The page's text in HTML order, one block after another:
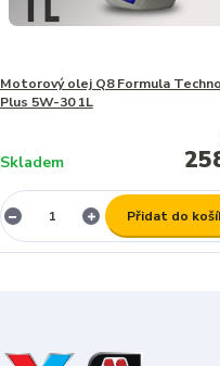
Motorový olej Q8 Formula
Plus 5W-30 1L
Skladem
Přidat do